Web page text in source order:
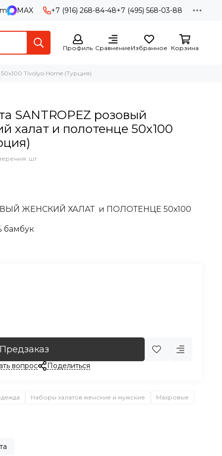
MAX +7 (916) 268-84-48+7 (495) 568-03-88
Профиль СравнениеИзбранное Корзина
Tivolyo Home (Турция)
SANTROPEZ розовый
халат и полотенце 50х100
шт
ЖЕНСКИЙ ХАЛАТ и ПОЛОТЕНЦЕ 50х100
бамбук
Предзаказ
вопрос Поделиться
Наборы халатов женские и мужские
Махровые